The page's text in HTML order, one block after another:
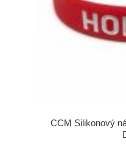
CCM Silikonový